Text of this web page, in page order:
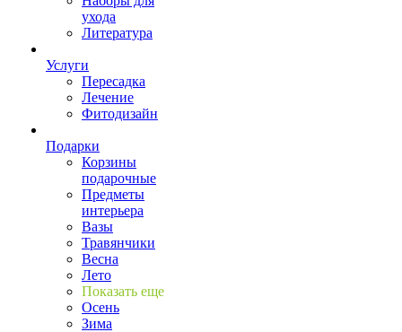
ухода
Литература
Услуги
Пересадка
Лечение
Фитодизайн
Подарки
Корзины
подарочные
Предметы
интерьера
Вазы
Травянчики
Весна
Лето
Показать еще
Осень
Зима